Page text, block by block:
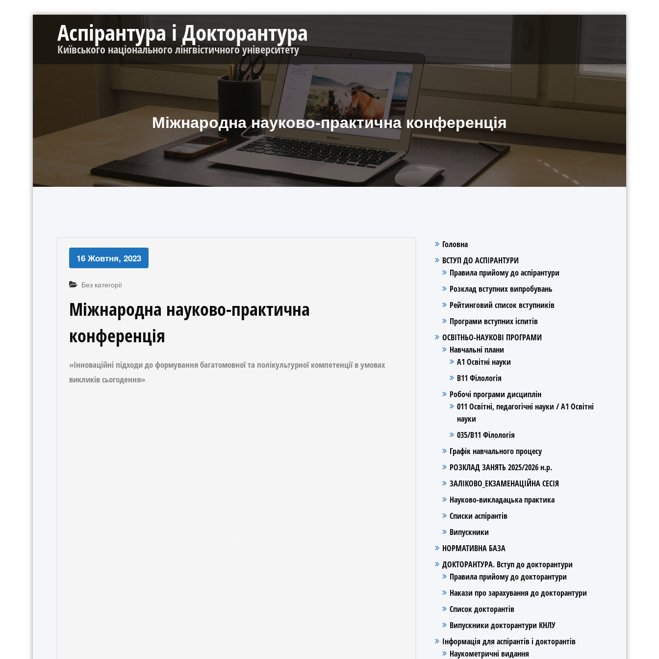
контентуАспірантура і Докторантура
Київського національного лінгвістичного університету
Міжнародна науково-практична конференція
16 Жовтня, 2023
Без категорії
Міжнародна науково-практична
конференція
«Інноваційні підходи до формування багатомовної та полікультурної компетенції в умовах
викликів сьогодення»
Головна
ВСТУП ДО АСПІРАНТУРИ
Правила прийому до аспірантури
Розклад вступних випробувань
Рейтинговий список вступників
Програми вступних іспитів
ОСВІТНЬО-НАУКОВІ ПРОГРАМИ
Навчальні плани
А1 Освітні науки
В11 Філологія
Робочі програми дисциплін
011 Освітні, педагогічні науки / А1 Освітні
науки
035/В11 Філологія
Графік навчального процесу
РОЗКЛАД ЗАНЯТЬ 2025/2026 н.р.
ЗАЛІКОВО_ЕКЗАМЕНАЦІЙНА СЕСІЯ
Науково-викладацька практика
Списки аспірантів
Випускники
НОРМАТИВНА БАЗА
ДОКТОРАНТУРА. Вступ до докторантури
Правила прийому до докторантури
Накази про зарахування до докторантури
Список докторантів
Випускники докторантури КНЛУ
Інформація для аспірантів і докторантів
Наукометричні видання